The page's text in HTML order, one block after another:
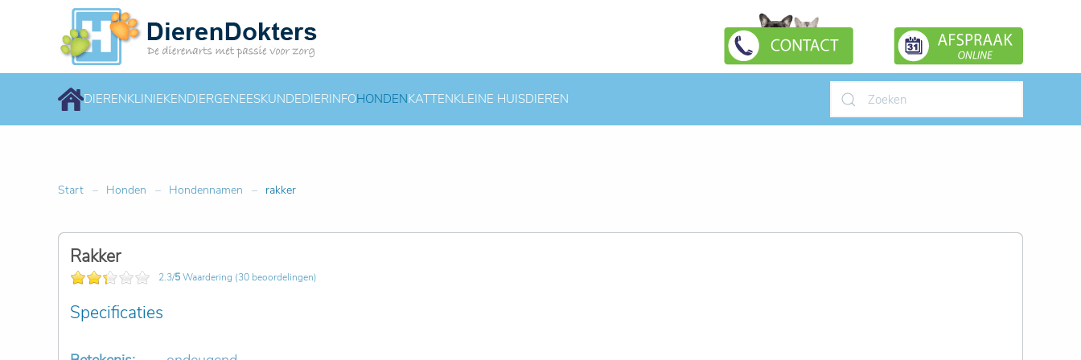
DIERENKLINIEKENDIERGENEESKUNDEDIERINFOHONDENKATTENKLEINE HUISDIEREN
Type 2 or more characters for
Start Honden Hondennamen rakker
Rakker
2.3/5Waardering (30 beoordelingen)
Specificaties